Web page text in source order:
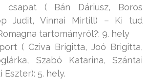
csapat ( Bán Dáriusz, Boros
Judit, Vinnai Mirtill) – Ki tud
tartományról?: 9. hely
( Cziva Brigitta, Joó Brigitta,
Szabó Katarina, Szántai
Eszter): 5. hely.